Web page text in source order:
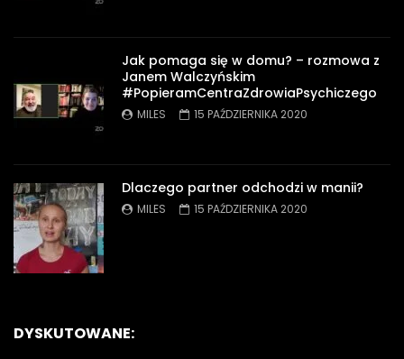
Jak pomaga się w domu? – rozmowa z
Janem Walczyńskim
#PopieramCentraZdrowiaPsychiczego
MILES 15 PAŹDZIERNIKA 2020
Dlaczego partner odchodzi w manii?
MILES 15 PAŹDZIERNIKA 2020
DYSKUTOWANE: